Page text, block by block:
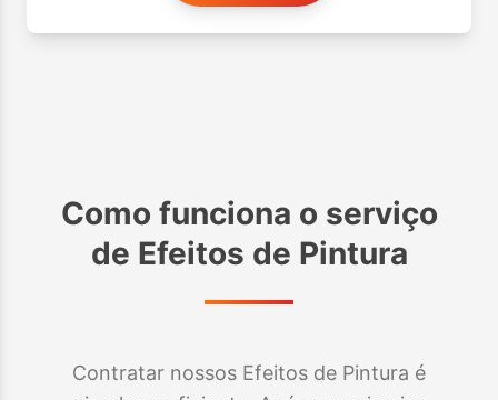
Como funciona o serviço
de Efeitos de Pintura
Contratar nossos Efeitos de Pintura é